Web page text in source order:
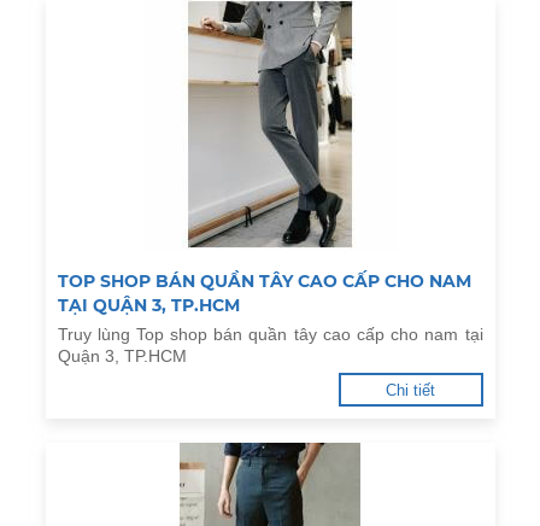
TOP SHOP BÁN QUẦN TÂY CAO CẤP CHO NAM
TẠI QUẬN 3, TP.HCM
Truy lùng Top shop bán quần tây cao cấp cho nam tại
Quận 3, TP.HCM
Chi tiết